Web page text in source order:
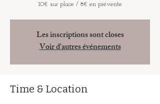
10€ sur place / 8€ en prévente
Les inscriptions sont closes
Voir d'autres événements
Time & Location